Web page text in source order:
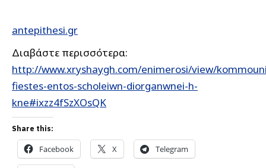
antepithesi.gr
Διαβάστε περισσότερα:
http://www.xryshaygh.com/enimerosi/view/
fiestes-entos-scholeiwn-diorganwnei-h-
kne#ixzz4fSzXOsQK
Share this:
Facebook X Telegram